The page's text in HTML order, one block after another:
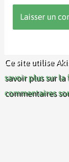
Ce site utilise
savoir plus sur la
commentaires